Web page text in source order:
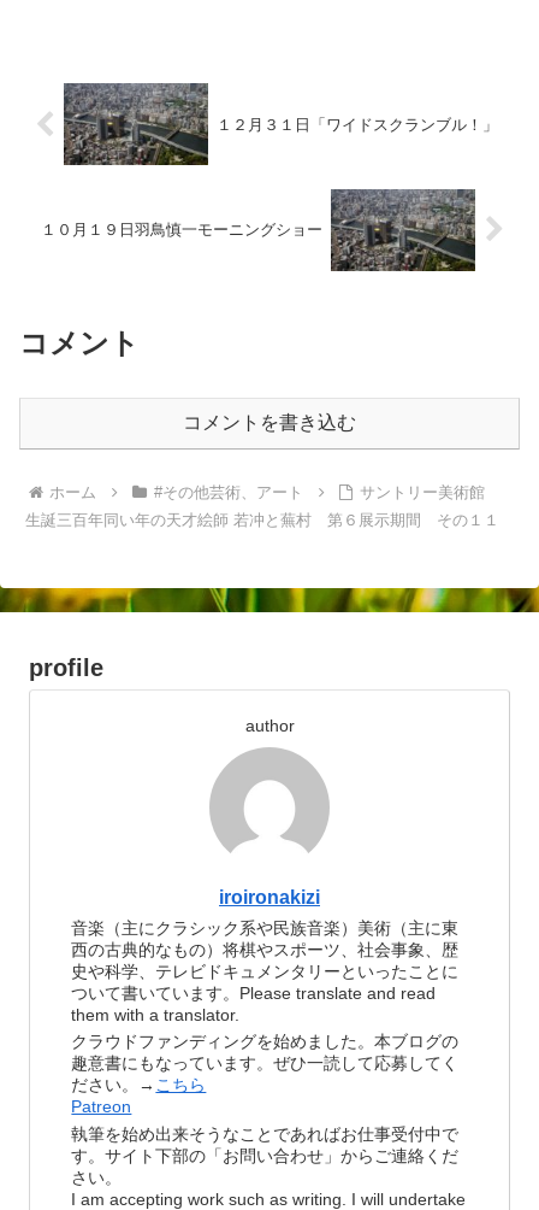
１２月３１日「ワイドスクランブル！」
１０月１９日羽鳥慎一モーニングショー
コメント
コメントを書き込む
ホーム #その他芸術、アート
サントリー美術館
生誕三百年同い年の天才絵師 若冲と蕪村 第６展示期間 その１１
profile
author
iroironakizi
音楽（主にクラシック系や民族音楽）美術（主に東
西の古典的なもの）将棋やスポーツ、社会事象、歴
史や科学、テレビドキュメンタリーといったことに
ついて書いています。Please translate and read
them with a translator.
クラウドファンディングを始めました。本ブログの
趣意書にもなっています。ぜひ一読して応募してく
ださい。→ こちら
Patreon
執筆を始め出来そうなことであればお仕事受付中で
す。サイト下部の「お問い合わせ」からご連絡くだ
さい。
I am accepting work such as writing. I will undertake